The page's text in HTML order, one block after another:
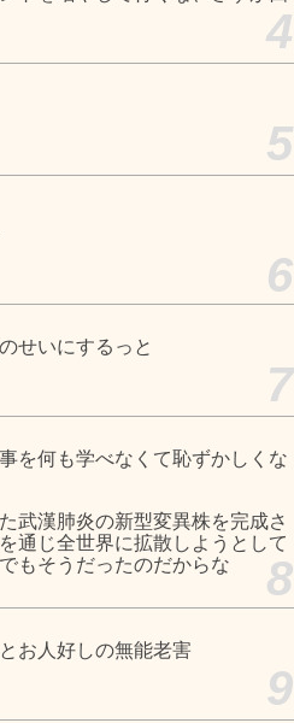
4
5
6
せいにするっと
7
を何も学べなくて恥ずかしくな
武漢肺炎の新型変異株を完成さ
通じ全世界に拡散しようとして
もそうだったのだからな
8
お人好しの無能老害
9